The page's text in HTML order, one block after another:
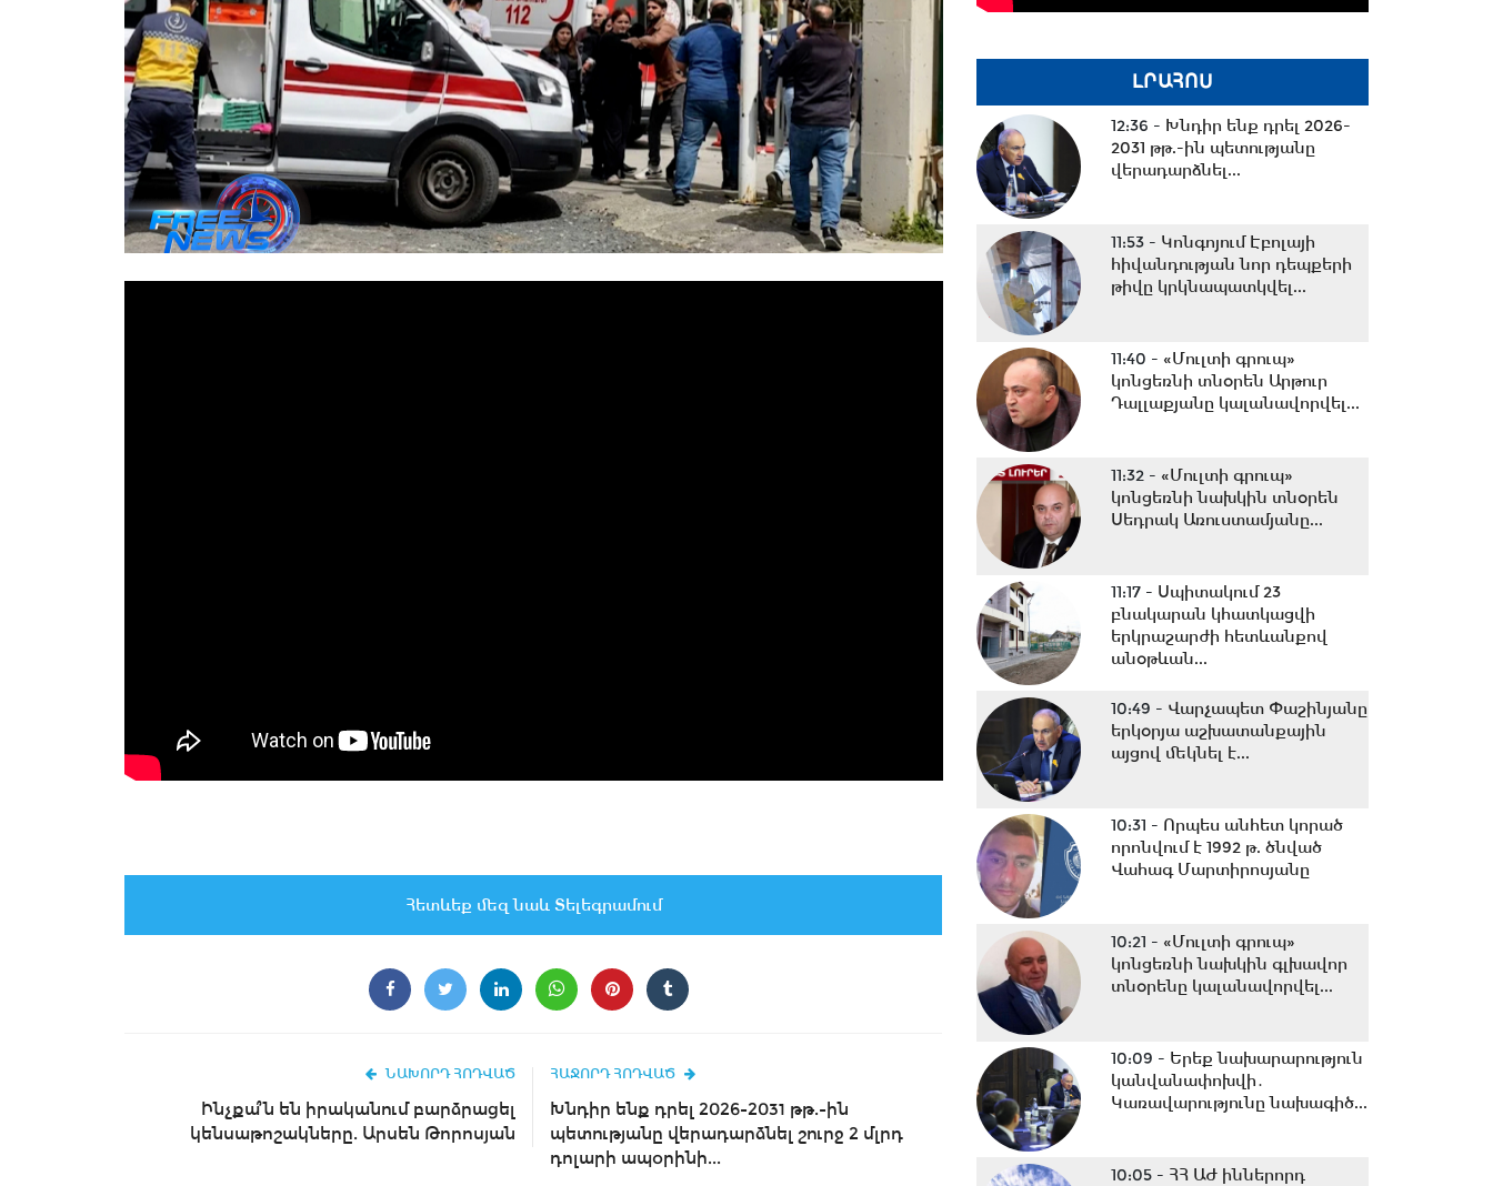
Հետևեք մեզ նաև Տելեգրամում
ՆԱԽՈՐԴ ՀՈԴՎԱԾ
Ինչքա՞ն են իրականում բարձրացել
կենսաթոշակները. Արսեն Թորոսյան
ՀԱՋՈՐԴ ՀՈԴՎԱԾ
Խնդիր ենք դրել 2026-2031 թթ.-ին
պետությանը վերադարձնել շուրջ 2 մլրդ
դոլարի ապօրինի...
ԼՐԱՀՈՍ
12:36 - Խնդիր ենք դրել 2026-
2031 թթ.-ին պետությանը
վերադարձնել...
11:53 - Կոնգոյում Էբոլայի
հիվանդության նոր դեպքերի
թիվը կրկնապատկվել...
11:40 - «Մուլտի գրուպ»
կոնցեռնի տնօրեն Արթուր
Դալլաքյանը կալանավորվել...
11:32 - «Մուլտի գրուպ»
կոնցեռնի նախկին տնօրեն
Սեդրակ Առուստամյանը...
11:17 - Սպիտակում 23
բնակարան կհատկացվի
երկրաշարժի հետևանքով
անօթևան...
10:49 - Վարչապետ Փաշինյանը
երկօրյա աշխատանքային
այցով մեկնել է...
10:31 - Որպես անհետ կորած
որոնվում է 1992 թ. ծնված
Վահագ Մարտիրոսյանը
10:21 - «Մուլտի գրուպ»
կոնցեռնի նախկին գլխավոր
տնօրենը կալանավորվել...
10:09 - Երեք նախարարություն
կանվանափոխվի․
Կառավարությունը նախագիծ...
10:05 - ՀՀ ԱԺ իններորդ